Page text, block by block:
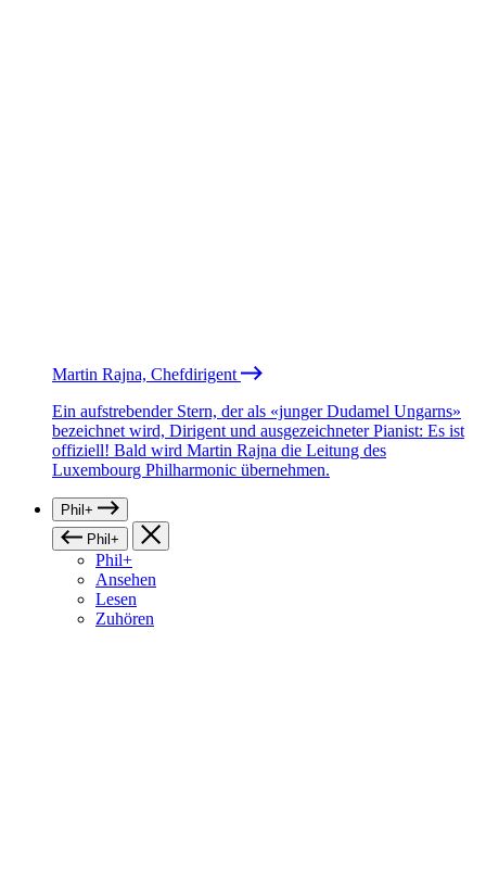
Martin Rajna, Chefdirigent
Ein aufstrebender Stern, der als «junger Dudamel Ungarns»
bezeichnet wird, Dirigent und ausgezeichneter Pianist: Es ist
offiziell! Bald wird Martin Rajna die Leitung des
Luxembourg Philharmonic übernehmen.
Phil+
Phil+
Phil+
Ansehen
Lesen
Zuhören